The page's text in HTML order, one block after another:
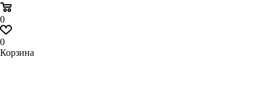
0
0
Корзина